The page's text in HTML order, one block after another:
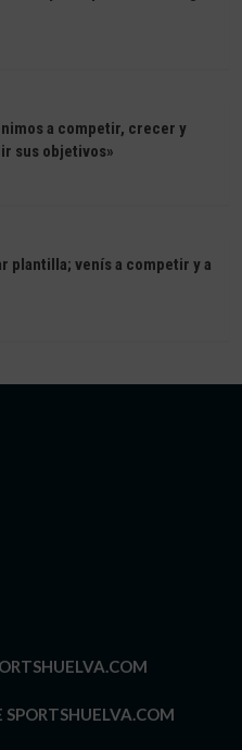
a competir, crecer y
sus objetivos»
plantilla; venís a competir y a